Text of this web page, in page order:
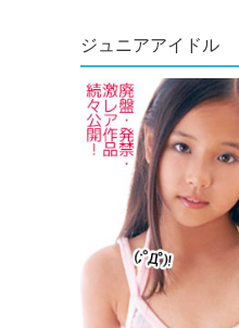
ジュニアアイドル